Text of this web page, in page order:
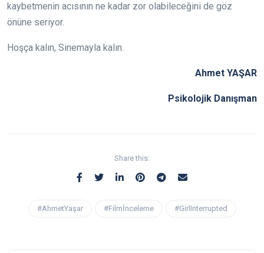
kaybetmenin acısının ne kadar zor olabileceğini de göz
önüne seriyor.
Hoşça kalın, Sinemayla kalın.
Ahmet YAŞAR
Psikolojik Danışman
Share this:
#AhmetYaşar #Filmİnceleme #GirlInterrupted